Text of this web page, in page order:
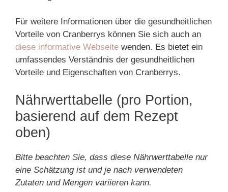
Für weitere Informationen über die gesundheitlichen
Vorteile von Cranberrys können Sie sich auch an
diese informative Webseite wenden. Es bietet ein
umfassendes Verständnis der gesundheitlichen
Vorteile und Eigenschaften von Cranberrys.
Nährwerttabelle (pro Portion,
basierend auf dem Rezept
oben)
Bitte beachten Sie, dass diese Nährwerttabelle nur
eine Schätzung ist und je nach verwendeten
Zutaten und Mengen variieren kann.